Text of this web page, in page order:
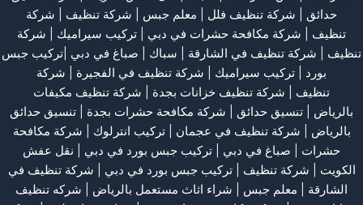
حدائق
شركة تنظيف فلل معلم جبس شركة تنظيف
شركة
تنظيف
شركة مكافحة حشرات في دبي تركيب سيراميك
شركة
تنظيف
شركة تنظيف في الشارقة | سباك | صباغ في دبي |تركيب جبس
بورد | تركيب سيراميك شركة تنظيف في الفجيرة
شركة
تنظيف
شركة تنظيف خزانات بجدة
شركة تنظيف مكيفات
بالرياض
تنسيق حدائق شركة مكافحة حشرات بجدة
تنسيق حدائق
بالرياض
شركة تنظيف في عجمان | تركيب انترلوك | شركة مكافحة
حشرات
صباغ في دبي تركيب جبس بورد في دبي
نقل عفش
الكويت
شركة تنظيف |تركيب جبس بورد في دبي
شركة تنظيف في
الشارقة
معلم جبس شراء اثاث مستعمل بالرياض
شركه تنظيف